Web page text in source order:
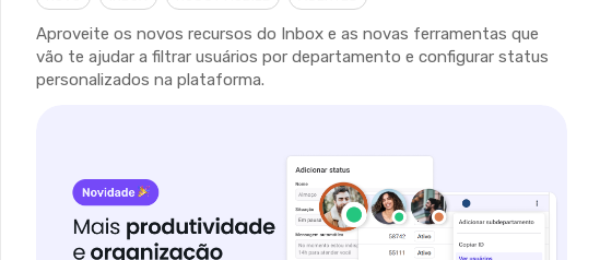
Aproveite os novos recursos do Inbox e as novas ferramentas que
vão te ajudar a filtrar usuários por departamento e configurar status
personalizados na plataforma.